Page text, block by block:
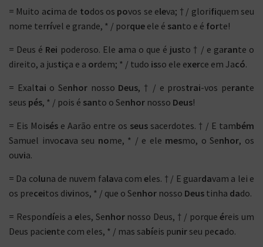
= Muito acima de todos os povos se eleva; † / glorifiquem seu
nome terrível e grande, * / porque ele é santo e é forte!
= Deus é Rei poderoso. Ele ama o que é justo † / e garante o
direito, a justiça e a ordem; * / tudo isso ele exerce em Jacó.
= Exaltai o Senhornosso Deus, † / e prostrai-vos perante
seus pés, * / pois é santo o Senhor nosso Deus!
= Eis Moisés e Aarão entre os seus sacerdotes. † / E também
Samuel invocava seu nome, * / e ele mesmo, o Senhor, os
ouvia.
= Da coluna de nuvem falava comeles. † / E guardavam a lei e
os preceitos divinos, * / que o Senhor nosso Deus tinha dado.
= Respondíeis aeles, Senhornosso Deus, † / porqueéreis um
Deus paciente com eles, * / mas sabíeis punir seu pecado.